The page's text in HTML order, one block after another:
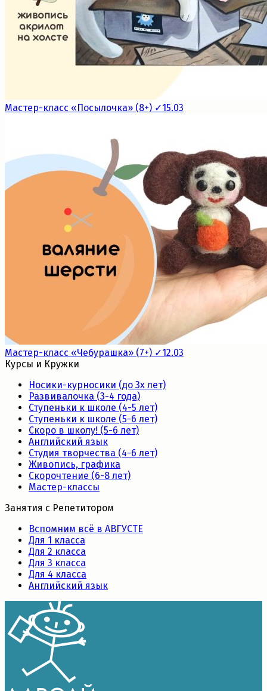
Мастер-класс «Посылочка» (8+) ✓15.03
Мастер-класс «Чебурашка» (7+) ✓12.03
Курсы и Кружки
Носики-курносики (до 3х лет)
Развивалочка (3-4 года)
Ступеньки к школе (4-5 лет)
Ступеньки к школе (5-6 лет)
Скоро в школу! (5-6 лет)
Английский язык
Студия творчества (4-6 лет)
Живопись, графика
Скорочтение (6-8 лет)
Мастер-классы
Занятия с Репетитором
Вспомним всё в АВГУСТЕ
Для 1 класса
Для 2 класса
Для 3 класса
Для 4 класса
Английский язык